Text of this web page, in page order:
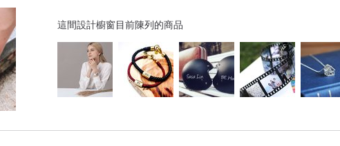
這間設計櫥窗目前陳列的商品